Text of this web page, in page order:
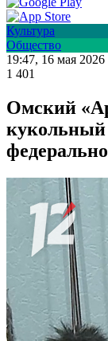
Культура
Общество
19:47, 16 мая 2026
1 401
Омский
кукольный